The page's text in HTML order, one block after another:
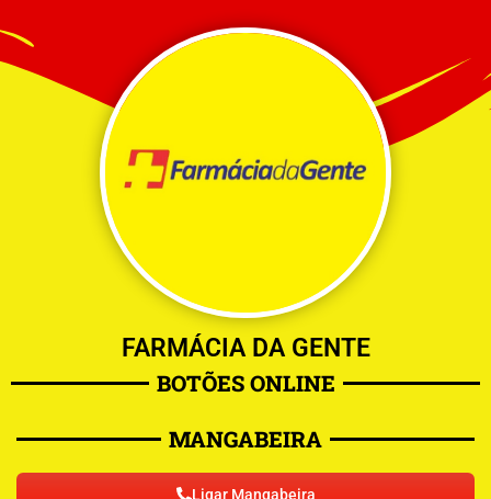
FARMÁCIA DA GENTE
BOTÕES ONLINE
MANGABEIRA
Ligar Mangabeira